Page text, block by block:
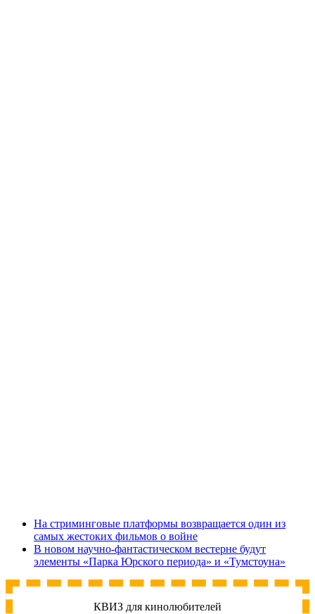
На стриминговые платформы возвращается один из
самых жестоких фильмов о войне
В новом научно-фантастическом вестерне будут
элементы «Парка Юрского периода» и «Тумстоуна»
КВИЗ для кинолюбителей